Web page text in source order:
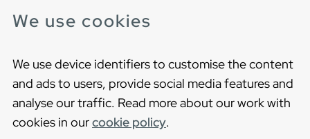
We use cookies
We use device identifiers to customise the content
and ads to users, provide social media features and
analyse our traffic. Read more about our work with
cookies in ourcookie policy.